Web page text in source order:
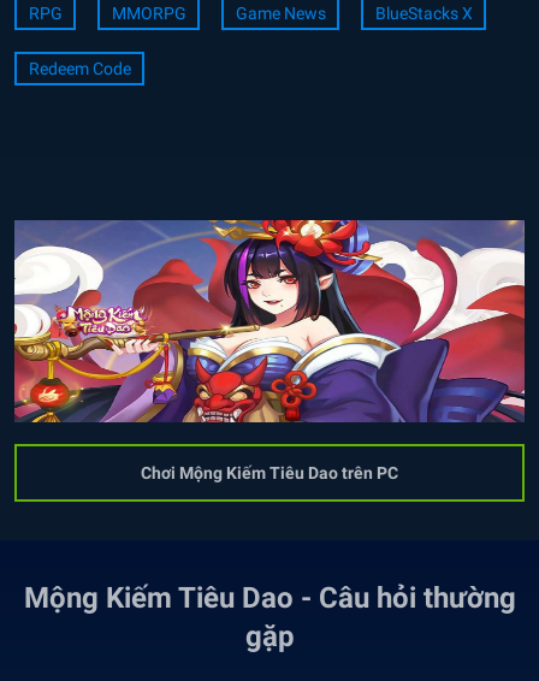
RPG MMORPG Game News BlueStacks X
Redeem Code
Chơi Mộng Kiếm Tiêu Dao trên PC
Mộng Kiếm Tiêu Dao - Câu hỏi thường
gặp